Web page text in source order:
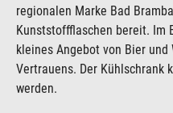
regionalen Marke Bad
Kunststoffflaschen bereit. Im
kleines Angebot von Bier
Vertrauens. Der Kühlschrank
werden.